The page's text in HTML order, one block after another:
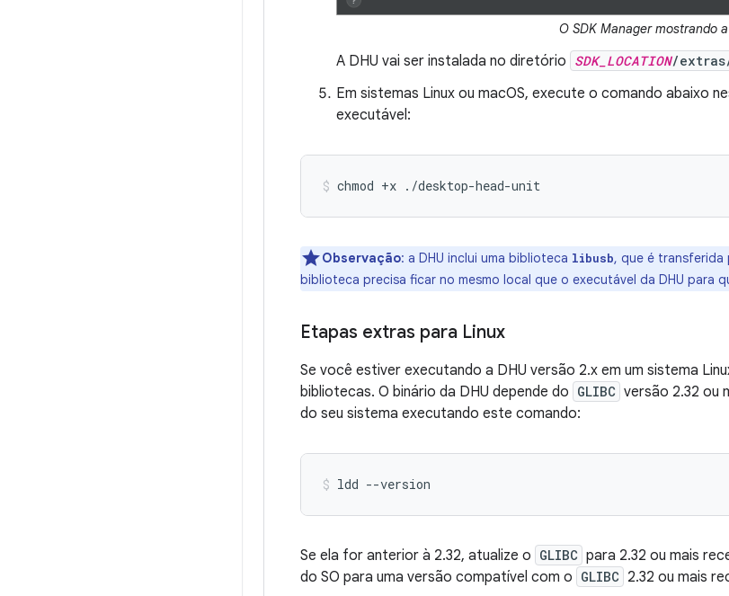
O SDK Manager mostrando
A DHU vai ser instalada no diretório SDK_LOCATION/
Em sistemas Linux ou macOS, execute o comando abaixo
executável:
chmod +x ./desktop-head-unit
Observação: a DHU inclui uma biblioteca libusb, que é transferida
biblioteca precisa ficar no mesmo local que o executável da DHU para
Etapas extras para Linux
Se você estiver executando a DHU versão 2.x em um sistema
bibliotecas. O binário da DHU depende do GLIBC versão 2.32 ou
do seu sistema executando este comando:
ldd --version
Se ela for anterior à 2.32, atualize o GLIBC para 2.32 ou mais
do SO para uma versão compatível com o GLIBC 2.32 ou mais